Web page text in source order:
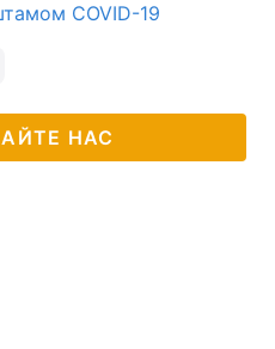
COVID-19
НАС